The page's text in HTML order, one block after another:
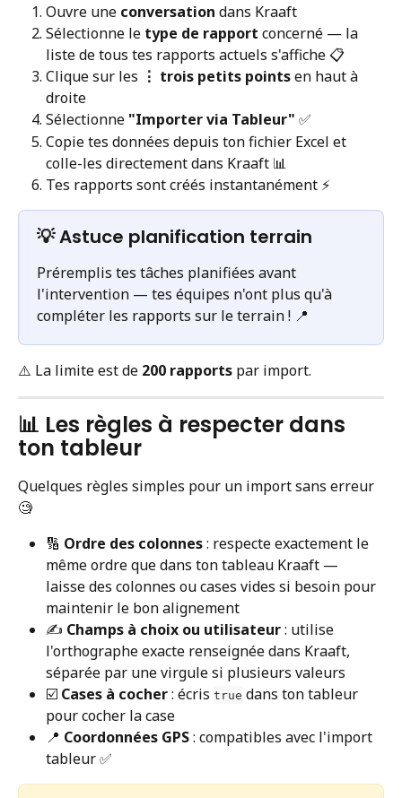
Ouvre une conversation dans Kraaft
Sélectionne le type de rapport concerné — la
liste de tous tes rapports actuels s'affiche 📋
Clique sur les ⋮ trois petits points en haut à
droite
Sélectionne "Importer via Tableur" ✅
Copie tes données depuis ton fichier Excel et
colle-les directement dans Kraaft 📊
Tes rapports sont créés instantanément ⚡️
💡 Astuce planification terrain
Préremplis tes tâches planifiées avant
l'intervention — tes équipes n'ont plus qu'à
compléter les rapports sur le terrain ! 📍
⚠️ La limite est de 200 rapports par import.
📊 Les règles à respecter dans
ton tableur
Quelques règles simples pour un import sans erreur
🧐
🔢 Ordre des colonnes : respecte exactement le
même ordre que dans ton tableau Kraaft —
laisse des colonnes ou cases vides si besoin pour
maintenir le bon alignement
✍️ Champs à choix ou utilisateur : utilise
l'orthographe exacte renseignée dans Kraaft,
séparée par une virgule si plusieurs valeurs
☑️ Cases à cocher : écris true dans ton tableur
pour cocher la case
📍 Coordonnées GPS : compatibles avec l'import
tableur ✅